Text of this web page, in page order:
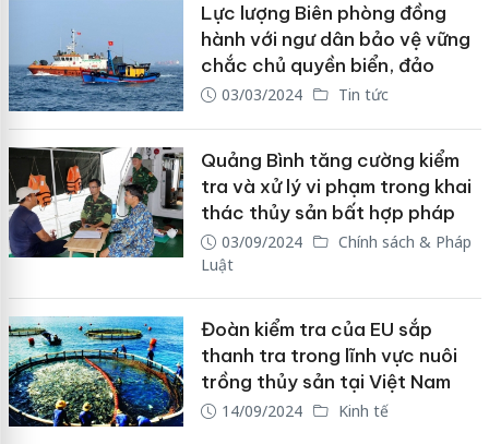
Lực lượng Biên phòng đồng
hành với ngư dân bảo vệ vững
chắc chủ quyền biển, đảo
03/03/2024 Tin tức
Quảng Bình tăng cường kiểm
tra và xử lý vi phạm trong khai
thác thủy sản bất hợp pháp
03/09/2024
Chính sách & Pháp
Luật
Đoàn kiểm tra của EU sắp
thanh tra trong lĩnh vực nuôi
trồng thủy sản tại Việt Nam
14/09/2024 Kinh tế